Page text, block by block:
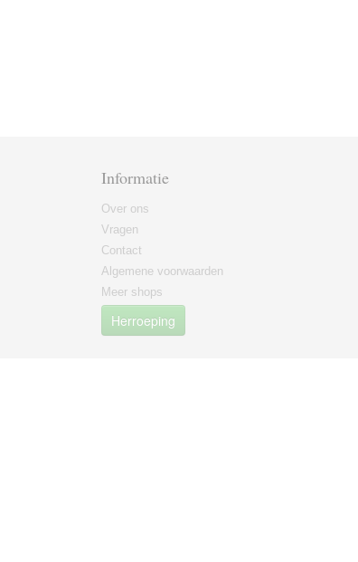
Informatie
Over ons
Vragen
Contact
Algemene voorwaarden
Meer shops
Herroeping